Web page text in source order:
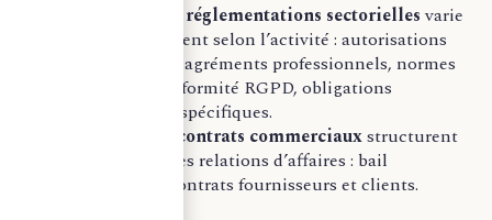
Le respect des réglementations sectoriellesvarie
considérablement selon l’activité : autorisations
d’exploitation, agréments professionnels, normes
sanitaires, conformité RGPD, obligations
assurantielles spécifiques.
Les premiers contrats commerciauxstructurent
durablement les relations d’affaires : bail
commercial, contrats fournisseurs et clients.